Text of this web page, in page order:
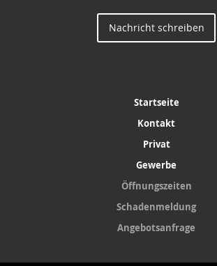
Nachricht schreiben
Startseite
Kontakt
Privat
Gewerbe
Öffnungszeiten
Schadenmeldung
Angebotsanfrage